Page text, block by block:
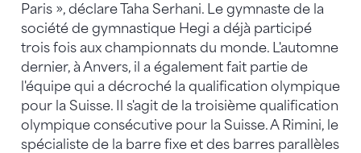
Paris », déclare Taha Serhani. Le gymnaste de la
société de gymnastique Hegi a déjà participé
trois fois aux championnats du monde. L'automne
dernier, à Anvers, il a également fait partie de
l'équipe qui a décroché la qualification olympique
pour la Suisse. Il s'agit de la troisième qualification
olympique consécutive pour la Suisse. A Rimini, le
spécialiste de la barre fixe et des barres parallèles